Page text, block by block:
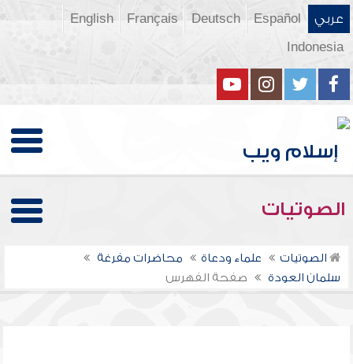
عربي Español
Deutsch
Français
English
Indonesia
الصوتيات
الصوتيات علماء ودعاة
محاضرات مفرغة
سلمان العودة
صفحة الفهرس